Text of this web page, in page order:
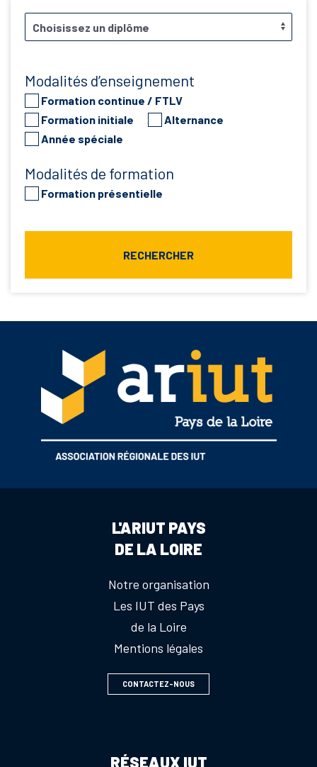
Modalités d’enseignement
Formation continue / FTLV
Formation initiale
Alternance
Année spéciale
Modalités de formation
Formation présentielle
L'ARIUT PAYS
DE LA LOIRE
Notre organisation
Les IUT des Pays
de la Loire
Mentions légales
CONTACTEZ-NOUS
RÉSEAUX IUT